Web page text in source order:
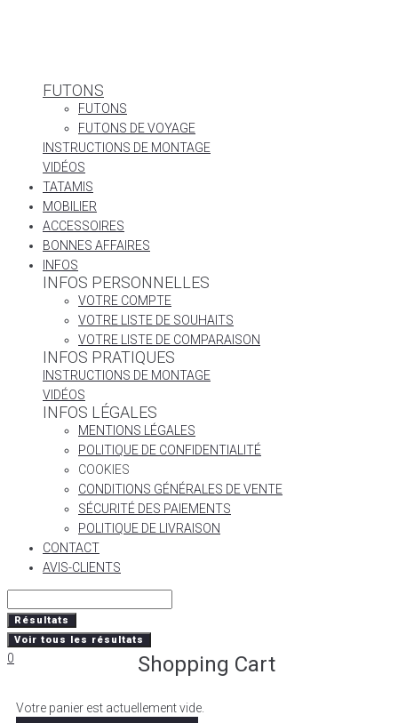
FUTONS
FUTONS
FUTONS DE VOYAGE
INSTRUCTIONS DE MONTAGE
VIDÉOS
TATAMIS
MOBILIER
ACCESSOIRES
BONNES AFFAIRES
INFOS
INFOS PERSONNELLES
VOTRE COMPTE
VOTRE LISTE DE SOUHAITS
VOTRE LISTE DE COMPARAISON
INFOS PRATIQUES
INSTRUCTIONS DE MONTAGE
VIDÉOS
INFOS LÉGALES
MENTIONS LÉGALES
POLITIQUE DE CONFIDENTIALITÉ
COOKIES
CONDITIONS GÉNÉRALES DE VENTE
SÉCURITÉ DES PAIEMENTS
POLITIQUE DE LIVRAISON
CONTACT
AVIS-CLIENTS
Résultats
Voir tous les résultats
0 Shopping Cart
Votre panier est actuellement vide.